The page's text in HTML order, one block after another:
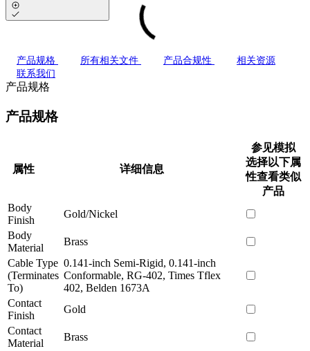
产品规格 所有相关文件 产品合规性
相关资源
联系我们
产品规格
产品规格
属性 详细信息
参见模拟
选择以下属
性查看类似
产品
Body
Finish
Gold/Nickel
Body
Material
Brass
Cable Type
(Terminates
To)
0.141-inch Semi-Rigid, 0.141-inch
Conformable, RG-402, Times Tflex
402, Belden 1673A
Contact
Finish
Gold
Contact
Material
Brass